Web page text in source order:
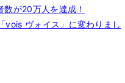
が20万人を達成！
ヴォイス」に変わりまし